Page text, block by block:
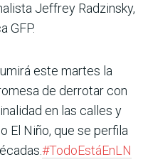
Jeffrey Radzinsky,
GFP.
este martes la
de derrotar con
en las calles y
El Niño, que se perfila
#TodoEstáEnLN